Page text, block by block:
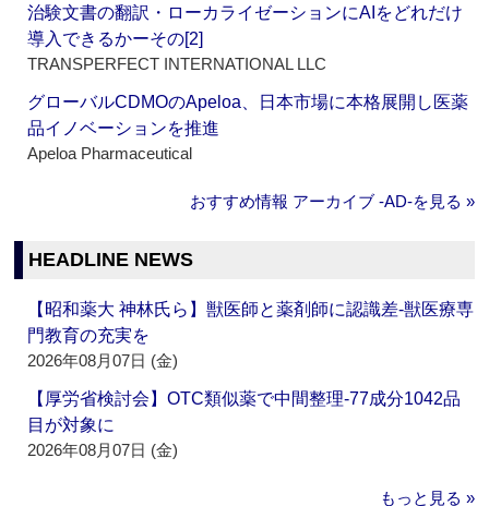
治験文書の翻訳・ローカライゼーションにAIをどれだけ
導入できるかーその[2]
TRANSPERFECT INTERNATIONAL LLC
グローバルCDMOのApeloa、日本市場に本格展開し医薬
品イノベーションを推進
Apeloa Pharmaceutical
おすすめ情報 アーカイブ ‐AD‐を見る »
HEADLINE NEWS
【昭和薬大 神林氏ら】獣医師と薬剤師に認識差‐獣医療専
門教育の充実を
2026年08月07日 (金)
【厚労省検討会】OTC類似薬で中間整理‐77成分1042品
目が対象に
2026年08月07日 (金)
もっと見る »